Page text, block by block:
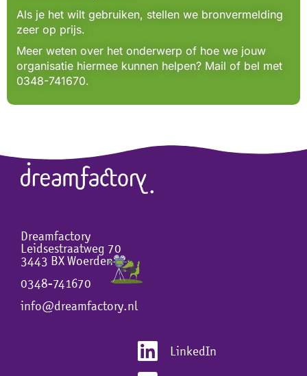
Als je het wilt gebruiken, stellen we bronvermelding
zeer op prijs.
Meer weten over het onderwerp of hoe we jouw
organisatie hiermee kunnen helpen? Mail of bel met
0348-741670.
Dreamfactory
Leidsestraatweg 70
3443 BX Woerden
0348-741670
info@dreamfactory.nl
LinkedIn